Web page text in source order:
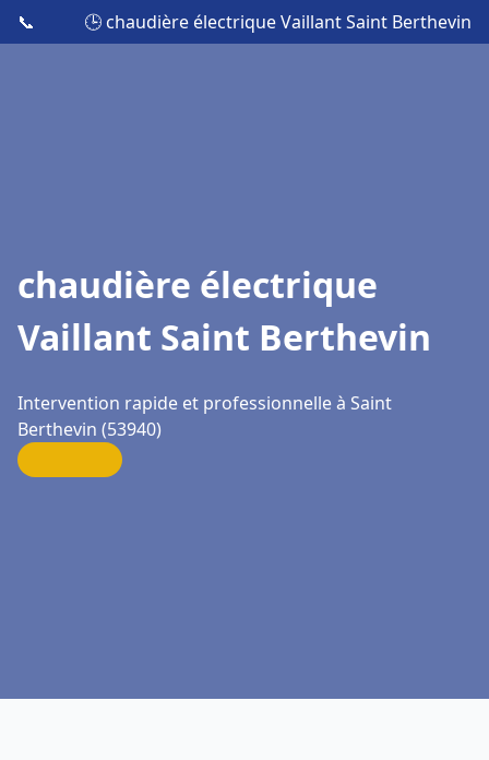
📞 🕒 chaudière électrique Vaillant Saint Berthevin
chaudière électrique
Vaillant Saint Berthevin
Intervention rapide et professionnelle à Saint
Berthevin (53940)